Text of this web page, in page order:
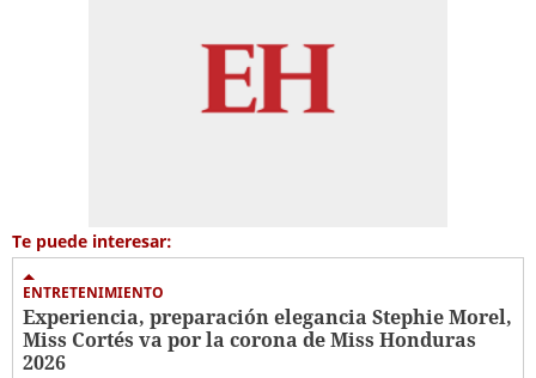
Te puede interesar:
ENTRETENIMIENTO
Experiencia, preparación elegancia Stephie Morel,
Miss Cortés va por la corona de Miss Honduras
2026